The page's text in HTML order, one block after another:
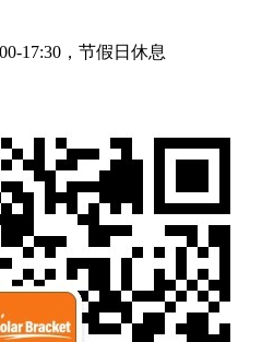
17:30，节假日休息